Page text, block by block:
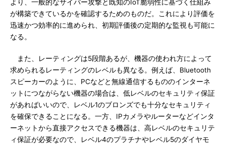
より、一般的なサイバー攻撃と既知のIoT脆弱性に基づく仕組み
が構築できているかを確認するためのものだ。これにより評価を
迅速かつ効率的に進められ、初期評価後の定期的な監視も可能に
なる。
また、レーティングは5段階あるが、機器の使われ方によって
求められるレーティングのレベルも異なる。例えば、Bluetooth
スピーカーのように、PCなどと無線通信するもののインターネ
ットにつながらない機器の場合は、低レベルのセキュリティ保証
があればいいので、レベル1のブロンズでも十分なセキュリティ
を確保できることになる。一方、IPカメラやルーターなどインタ
ーネットから直接アクセスできる機器は、高レベルのセキュリテ
ィ保証が必要なので、レベル4のプラチナやレベル5のダイヤモ